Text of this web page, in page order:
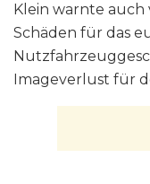
Klein warnte
Schäden für das
Imageverlust für